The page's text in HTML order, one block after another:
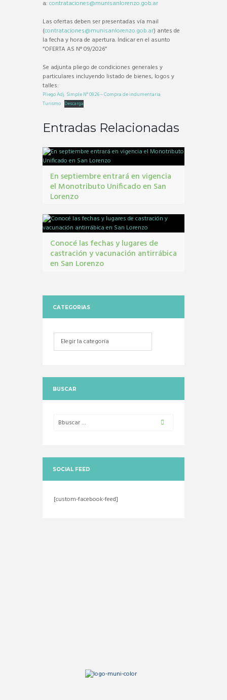
a: contrataciones@munisanlorenzo.gob.ar
Las ofertas deben ser presentadas vía mail
(contrataciones@munisanlorenzo.gob.ar) antes de
la fecha y hora de apertura. Indicar en el asunto
“OFERTA AS N° 09/2026”
Se adjunta pliego de condiciones generales y
particulares incluyendo listado de bienes, logos y
talles:
Pliego Adj. Simple N° 09.26 – Compra de indumentaria
Turismo Descarga
Entradas Relacionadas
En septiembre entrará en vigencia
el Monotributo Unificado en San
Lorenzo
Unificado
Conocé las fechas y lugares de
castración y vacunación antirrábica
en San Lorenzo
CATEGORIAS
Categorias
BUSCAR
SOCIAL FEED
[custom-facebook-feed]